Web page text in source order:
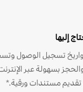
إليها
تسجيل الوصول
بسهولة عبر
تقديم مستندات ورقية.*